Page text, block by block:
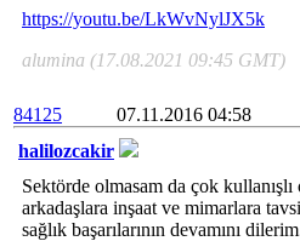
https://youtu.be/LkWvNylJX5k
alumina (17.08.2021 09:45 GMT)
84125
07.11.2016 04:58
halilozcakir
Sektörde olmasam da çok kullanışlı
arkadaşlara inşaat ve mimarlara
sağlık başarılarının devamını